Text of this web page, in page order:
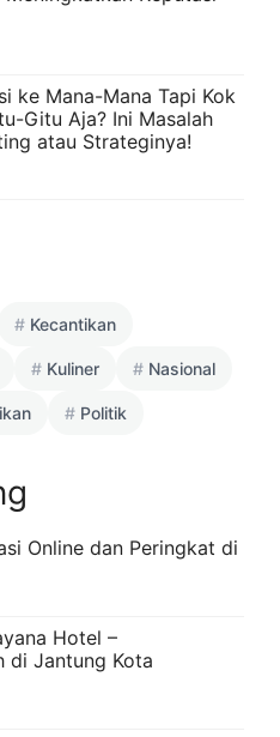
ke Mana-Mana Tapi Kok
Gitu Aja? Ini Masalah
atau Strateginya!
Kecantikan
Kuliner Nasional
Politik
Online dan Peringkat di
Hotel –
di Jantung Kota